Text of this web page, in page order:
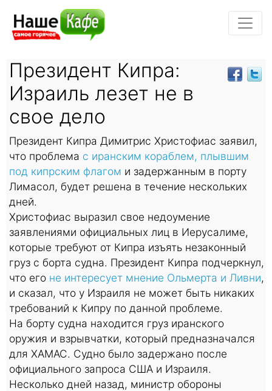
Президент Кипра:
Израиль лезет не в
свое дело
Президент Кипра Димитрис Христофиас заявил,
что проблема с иранским кораблем, плывшим
под кипрским флагом и задержанным в порту
Лимасол, будет решена в течение нескольких
дней.
Христофиас выразил свое недоумение
заявлениями официальных лиц в Иерусалиме,
которые требуют от Кипра изъять незаконный
груз с борта судна. Президент Кипра подчеркнул,
что его не интересует мнение Ольмерта и Ливни,
и сказал, что у Израиля не может быть никаких
требований к Кипру по данной проблеме.
На борту судна находится груз иранского
оружия и взрывчатки, который предназначался
для ХАМАС. Судно было задержано после
официального запроса США и Израиля.
Несколько дней назад, министр обороны